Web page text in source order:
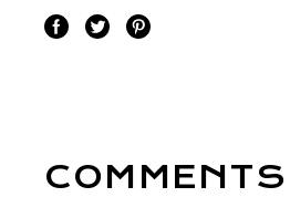
COMMENTS